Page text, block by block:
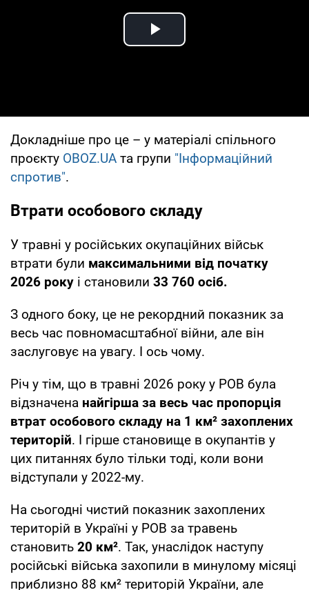
Play Video
Докладніше про це – у матеріалі спільного
проєкту OBOZ.UA та групи "Інформаційний
спротив".
Втрати особового складу
У травні у російських окупаційних військ
втрати були максимальними від початку
2026 року і становили 33 760 осіб.
З одного боку, це не рекордний показник за
весь час повномасштабної війни, але він
заслуговує на увагу. І ось чому.
Річ у тім, що в травні 2026 року у РОВ була
відзначена найгірша за весь час пропорція
втрат особового складу на 1 км² захоплених
територій. І гірше становище в окупантів у
цих питаннях було тільки тоді, коли вони
відступали у 2022-му.
На сьогодні чистий показник захоплених
територій в Україні у РОВ за травень
становить 20 км². Так, унаслідок наступу
російські війська захопили в минулому місяці
приблизно 88 км² територій України, але